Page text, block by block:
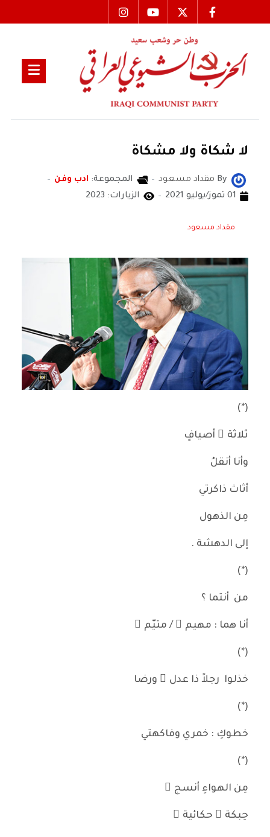
لا شكاة ولا مشكاة
By مقداد مسعود المجموعة: ادب وفن
01 تموز/يوليو 2021
الزيارات: 2023
مقداد مسعود
(*)
ثلاثة ُ أصيافٍ
وأنا أنقلُ
أثاث ذاكرتي
مِن الذهول
إلى الدهشة .
(*)
من أنتما ؟
أنا هما : مهيم ٌ / متيّم ٌ
(*)
خذلوا رجلاً ذا عدل ٍ ورضا
(*)
خطوكِ : خمري وفاكهتي
(*)
مِن الهواءِ أنسج ُ
حِبكة ً حكائية ً